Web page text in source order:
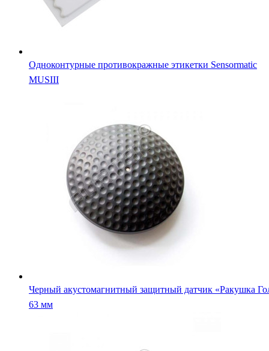
Одноконтурные противокражные этикетки Sensormatic
MUSIII
Черный акустомагнитный защитный датчик «Ракушка
63 мм